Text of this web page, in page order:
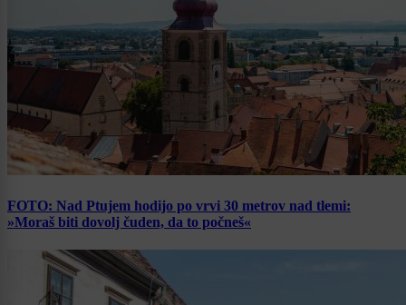
FOTO: Nad Ptujem hodijo po vrvi 30 metrov nad tlemi:
»Moraš biti dovolj čuden, da to počneš«